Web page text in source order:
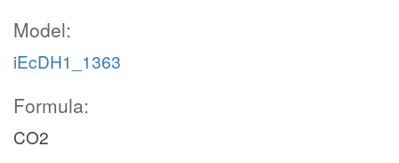
Model:
iEcDH1_1363
Formula:
CO2